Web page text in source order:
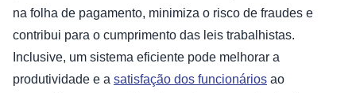
na folha de pagamento, minimiza o risco de fraudes e
contribui para o cumprimento das leis trabalhistas.
Inclusive, um sistema eficiente pode melhorar a
produtividade e a satisfação dos funcionários ao